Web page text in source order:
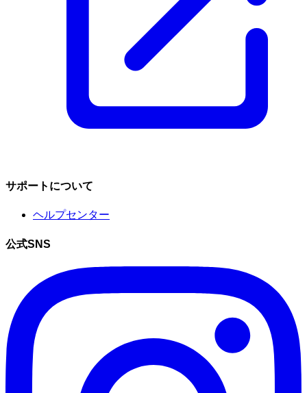
サポートについて
ヘルプセンター
公式SNS